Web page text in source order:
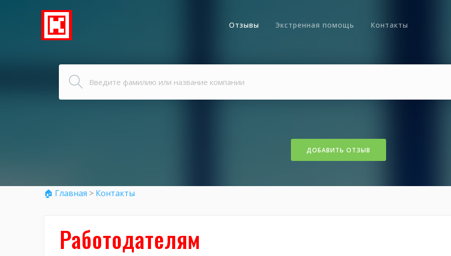
Отзывы Экстренная помощь Контакты
ДОБАВИТЬ ОТЗЫВ
🏠 Главная > Контакты
Работодателям